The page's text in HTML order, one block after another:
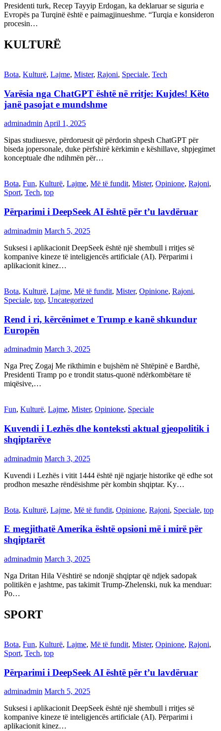
Presidenti turk, Recep Tayyip Erdogan, ka deklaruar se siguria e
Evropës pa Turqinë është e paimagjinueshme. “Turqia e konsideron
procesin…
KULTURË
Bota, Kulturë, Lajme, Mister, Rajoni, Speciale, Tech
Varësia nga ChatGPT është në rritje: Kujdes! Këto
janë pasojat e mundshme
adminadmin April 1, 2025
Sipas studiuesve, përdoruesit që përdorin shpesh ChatGPT për
biseda jopersonale, duke përfshirë kërkimin e këshillave, shpjegimet
konceptuale dhe ndihmën për…
Bota, Fun, Kulturë, Lajme, Më të fundit, Mister, Opinione, Rajoni,
Sport, Tech, top
Përparimi i DeepSeek AI është për t’u lavdëruar
adminadmin March 5, 2025
Suksesi i aplikacionit DeepSeek është një shembull i rritjes së
kompanive kineze të inteligjencës artificiale (AI). Përparimi i
aplikacionit kinez…
Bota, Kulturë, Lajme, Më të fundit, Mister, Opinione, Rajoni,
Speciale, top, Uncategorized
Rend i ri, kërcënimet e Trump e kanë shkundur
Europën
adminadmin March 3, 2025
Nga Preç Zogaj Me rikthimin e bujshëm në Shtëpinë e Bardhë,
Presidenti Tramp po e trondit status-quonë ndërkombëtare të
miqësive,…
Fun, Kulturë, Lajme, Mister, Opinione, Speciale
Kuvendi i Lezhës dhe konteksti aktual gjeopolitik i
shqiptarëve
adminadmin March 3, 2025
Kuvendi i Lezhës i vitit 1444 është një ngjarje historike që edhe sot
prodhon mesazhe rëndësishme për kombin shqiptar. Ky…
Bota, Kulturë, Lajme, Më të fundit, Opinione, Rajoni, Speciale, top
E megjithatë Amerika është opsioni më i mirë për
shqiptarët
adminadmin March 3, 2025
Nga Dritan Hila Vështirë se ndonjë shqiptar që ndjek sadopak
politikën e jashtme, pas takimit Trump-Zhelenski, nuk ka menduar:
Po…
SPORT
Bota, Fun, Kulturë, Lajme, Më të fundit, Mister, Opinione, Rajoni,
Sport, Tech, top
Përparimi i DeepSeek AI është për t’u lavdëruar
adminadmin March 5, 2025
Suksesi i aplikacionit DeepSeek është një shembull i rritjes së
kompanive kineze të inteligjencës artificiale (AI). Përparimi i
aplikacionit kinez…